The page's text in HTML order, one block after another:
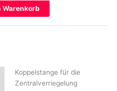
Warenkorb
Koppelstange für die
Zentralverriegelung